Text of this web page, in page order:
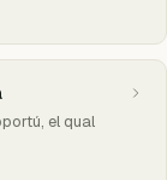
el qual